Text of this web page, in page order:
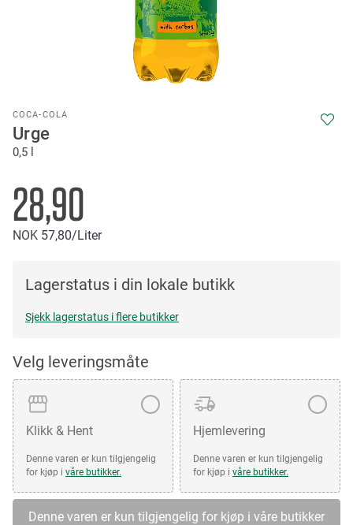
COCA-COLA
Urge
0,5 l
28,90
NOK 57 80/Liter
Lagerstatus i din lokale butikk
Sjekk lagerstatus i flere butikker
Velg leveringsmåte
Klikk & Hent
Denne varen er kun tilgjengelig
for kjøp i våre butikker.
Hjemlevering
Denne varen er kun tilgjengelig
for kjøp i våre butikker.
Denne varen er kun tilgjengelig for kjøp i våre butikker
to
the
beginning
the
images
gallery